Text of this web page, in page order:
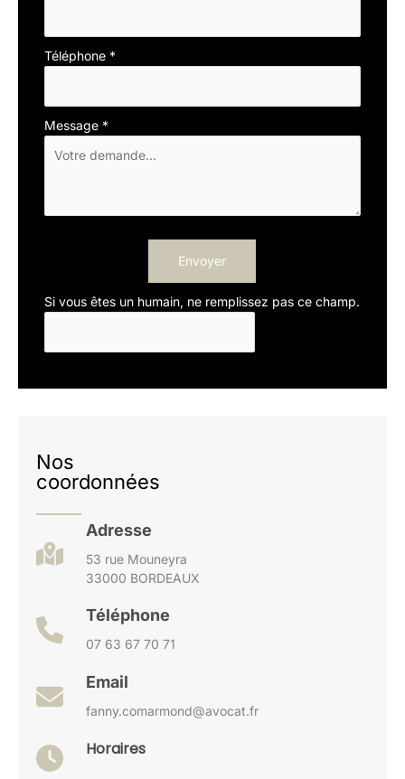
Téléphone *
Message *
Envoyer
Si vous êtes un humain, ne remplissez pas ce champ.
Nos
coordonnées
Adresse
53 rue Mouneyra
33000 BORDEAUX
Téléphone
07 63 67 70 71
Email
fanny.comarmond@avocat.fr
Horaires